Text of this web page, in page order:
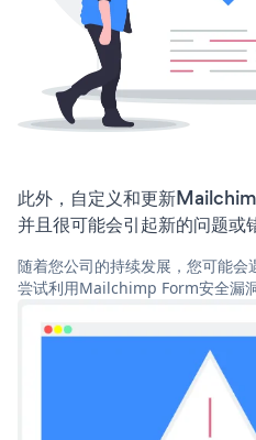
此外，自定义和更新
并且很可能会引起新的问题或
随着您公司的持续发展，您可能
尝试利用Mailchimp Form安全漏洞